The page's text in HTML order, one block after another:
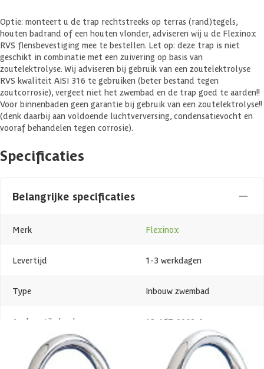
Optie: monteert u de trap rechtstreeks op terras (rand)tegels,
houten badrand of een houten vlonder, adviseren wij u de Flexinox
RVS flensbevestiging mee te bestellen. Let op: deze trap is niet
geschikt in combinatie met een zuivering op basis van
zoutelektrolyse. Wij adviseren bij gebruik van een zoutelektrolyse
RVS kwaliteit AISI 316 te gebruiken (beter bestand tegen
zoutcorrosie), vergeet niet het zwembad en de trap goed te aarden!!
Voor binnenbaden geen garantie bij gebruik van een zoutelektrolyse!!
(denk daarbij aan voldoende luchtverversing, condensatievocht en
vooraf behandelen tegen corrosie).
Specificaties
Belangrijke specificaties
Merk Flexinox
Levertijd 1-3 werkdagen
Type Inbouw zwembad
Azalp artikelcode 12-157-0069-0
EAN-code 8435177204555